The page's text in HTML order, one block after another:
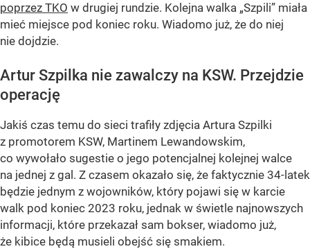
poprzez TKO w drugiej rundzie. Kolejna walka „Szpili” miała
mieć miejsce pod koniec roku. Wiadomo już, że do niej
nie dojdzie.
Artur Szpilka nie zawalczy na KSW. Przejdzie
operację
Jakiś czas temu do sieci trafiły zdjęcia Artura Szpilki
z promotorem KSW, Martinem Lewandowskim,
co wywołało sugestie o jego potencjalnej kolejnej walce
na jednej z gal. Z czasem okazało się, że faktycznie 34-latek
będzie jednym z wojowników, który pojawi się w karcie
walk pod koniec 2023 roku, jednak w świetle najnowszych
informacji, które przekazał sam bokser, wiadomo już,
że kibice będą musieli obejść się smakiem.